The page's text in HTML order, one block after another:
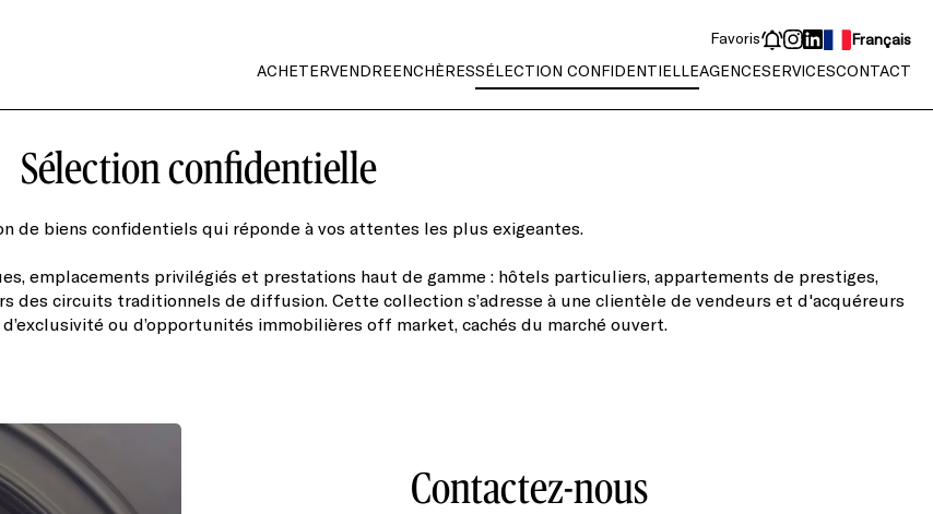
Favoris
Français
ACHETERVENDREENCHÈRESSÉLECTION CONFIDENTIELLEAGENCESERVICESCONTACT
Sélection confidentielle
de biens confidentiels qui réponde à vos attentes les plus exigeantes.
emplacements privilégiés et prestations haut de gamme : hôtels particuliers, appartements de prestiges,
des circuits traditionnels de diffusion. Cette collection s’adresse à une clientèle de vendeurs et d'acquéreurs
ou d’opportunités immobilières off market, cachés du marché ouvert.
Contactez-nous